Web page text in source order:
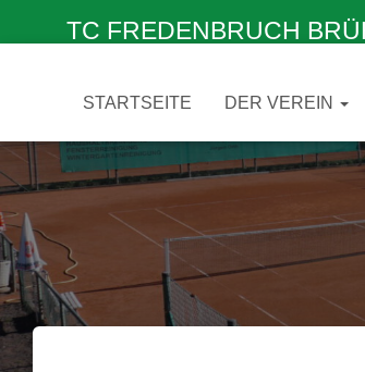
TC FREDENBRUCH
STARTSEITE DER VEREIN